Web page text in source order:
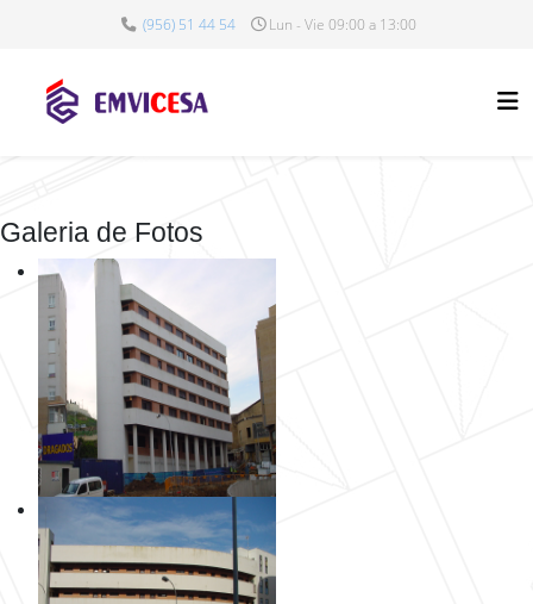
(956) 51 44 54 Lun - Vie 09:00 a 13:00
Galeria de Fotos